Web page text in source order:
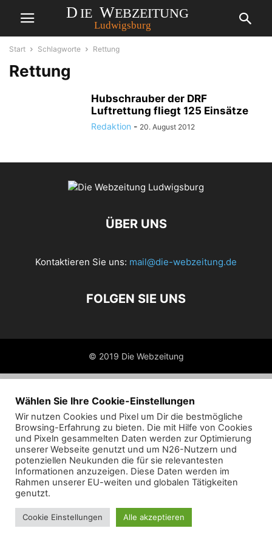
Start Schlagworte Rettung
Rettung
Hubschrauber der DRF
Luftrettung fliegt 125 Einsätze
Redaktion - 20. August 2012
ÜBER UNS
Kontaktieren Sie uns: mail@die-webzeitung.de
FOLGEN SIE UNS
© 2019 Die Webzeitung
Wählen Sie Ihre Cookie-Einstellungen
Wir nutzen Cookies und Pixel um Dir die bestmögliche
Browsing-Erfahrung zu bieten. Die mit Hilfe von Cookies
und Pixeln gesammelten Daten werden zur Optimierung
unserer Webseite genutzt und um N26-Nutzern und
potenziellen Neukunden die für sie relevantesten
Informationen anzuzeigen. Diese Daten werden im
Rahmen unserer EU-weiten und globalen Tätigkeiten
genutzt.
Cookie Einstellungen Alle akzeptieren